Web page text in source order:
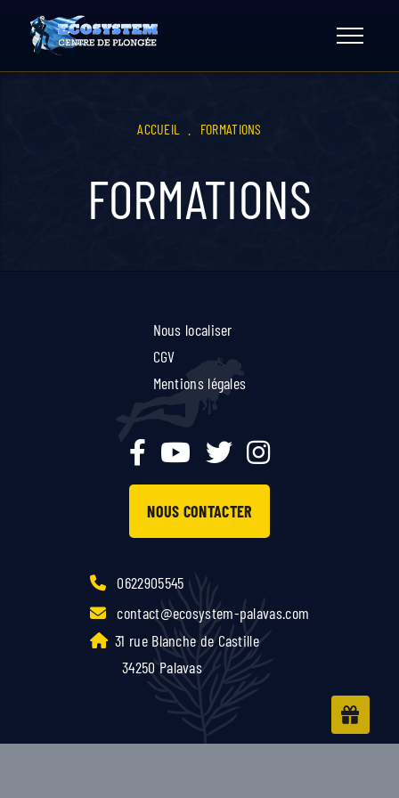
content
ACCUEIL FORMATIONS
FORMATIONS
Nous localiser
CGV
Mentions légales
NOUS CONTACTER
0622905545
contact@ecosystem-palavas.com
31 rue Blanche de Castille
34250 Palavas